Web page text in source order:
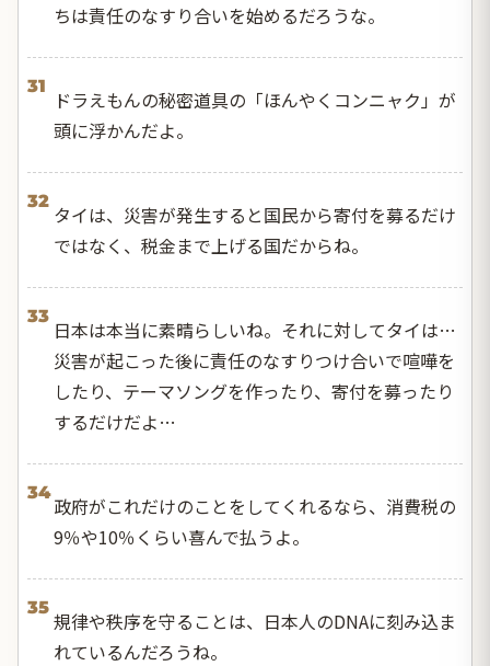
ちは責任のなすり合いを始めるだろうな。
31
ドラえもんの秘密道具の「ほんやくコンニャク」が
頭に浮かんだよ。
32
タイは、災害が発生すると国民から寄付を募るだけ
ではなく、税金まで上げる国だからね。
33
日本は本当に素晴らしいね。それに対してタイは…
災害が起こった後に責任のなすりつけ合いで喧嘩を
したり、テーマソングを作ったり、寄付を募ったり
するだけだよ…
34
政府がこれだけのことをしてくれるなら、消費税の
9％や10％くらい喜んで払うよ。
35
規律や秩序を守ることは、日本人のDNAに刻み込ま
れているんだろうね。